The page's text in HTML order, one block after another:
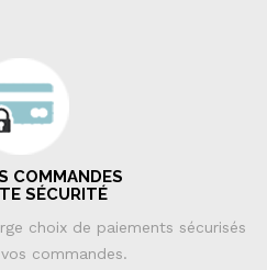
COMMANDES
SÉCURITÉ
choix de paiements sécurisés
commandes.